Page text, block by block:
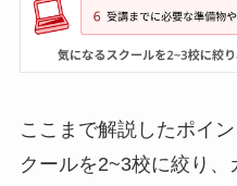
ここまで解説したポイ
クールを2~3校に絞り